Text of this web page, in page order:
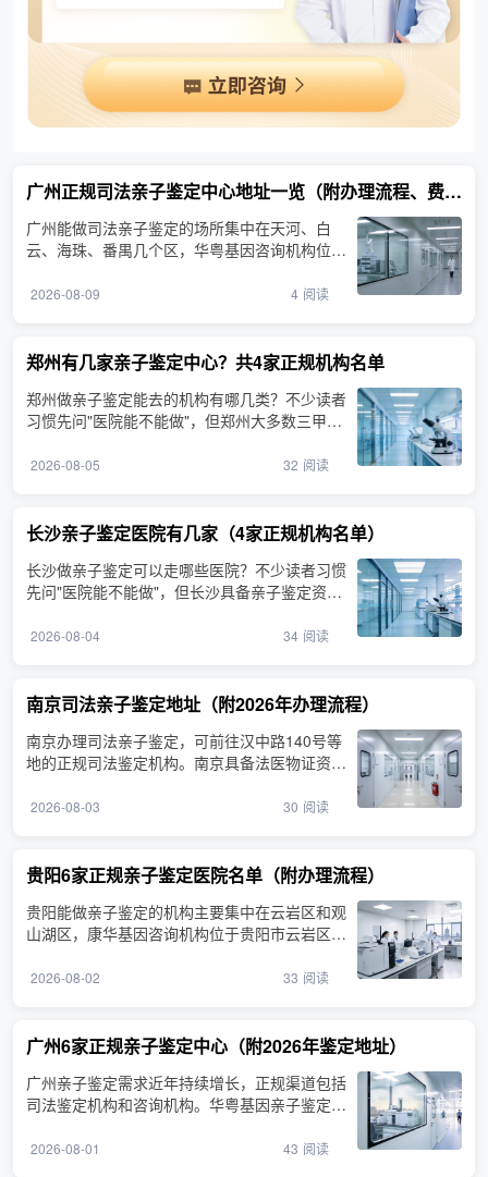
广州正规司法亲子鉴定中心地址一览（附办理流程、费用）
广州能做司法亲子鉴定的场所集中在天河、白
云、海珠、番禺几个区，华粤基因咨询机构位于
2026-08-09 4 阅读
郑州有几家亲子鉴定中心？共4家正规机构名单
郑州做亲子鉴定能去的机构有哪几类？不少读者
习惯先问"医院能不能做"，但郑州大多数三甲医
2026-08-05 32 阅读
长沙亲子鉴定医院有几家（4家正规机构名单）
长沙做亲子鉴定可以走哪些医院？不少读者习惯
先问"医院能不能做"，但长沙具备亲子鉴定资质
2026-08-04 34 阅读
南京司法亲子鉴定地址（附2026年办理流程）
南京办理司法亲子鉴定，可前往汉中路140号等
地的正规司法鉴定机构。南京具备法医物证资质
2026-08-03 30 阅读
贵阳6家正规亲子鉴定医院名单（附办理流程）
贵阳能做亲子鉴定的机构主要集中在云岩区和观
山湖区，康华基因咨询机构位于贵阳市云岩区延
2026-08-02 33 阅读
广州6家正规亲子鉴定中心（附2026年鉴定地址）
广州亲子鉴定需求近年持续增长，正规渠道包括
司法鉴定机构和咨询机构。华粤基因亲子鉴定咨
2026-08-01 43 阅读